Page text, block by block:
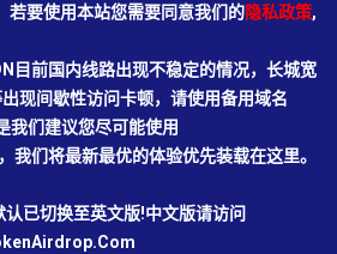
要使用本站您需要同意我们的隐私政策,
目前国内线路出现不稳定的情况，长城宽
现间歇性访问卡顿，请使用备用域名
们建议您尽可能使用
们将最新最优的体验优先装载在这里。
已切换至英文版!中文版请访问